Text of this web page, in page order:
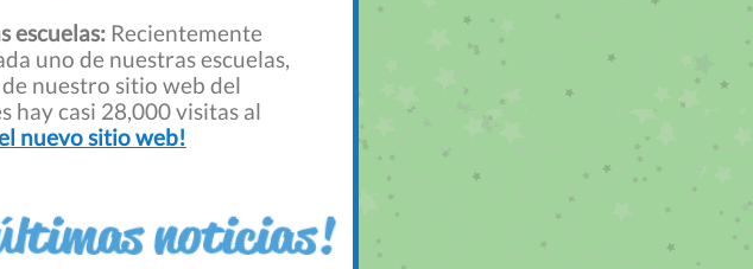
escuelas: Recientemente
uno de nuestras escuelas,
nuestro sitio web del
hay casi 28,000 visitas al
el nuevo sitio web!